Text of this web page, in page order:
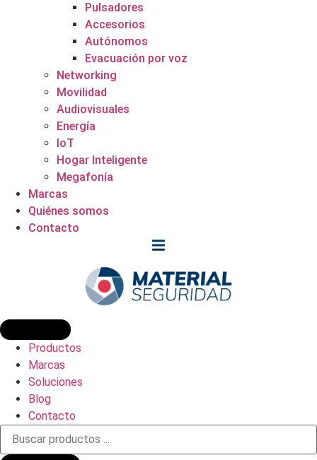
Pulsadores
Accesorios
Autónomos
Evacuación por voz
Networking
Movilidad
Audiovisuales
Energía
IoT
Hogar Inteligente
Megafonía
Marcas
Quiénes somos
Contacto
Productos
Marcas
Soluciones
Blog
Contacto
Búsqueda
productos